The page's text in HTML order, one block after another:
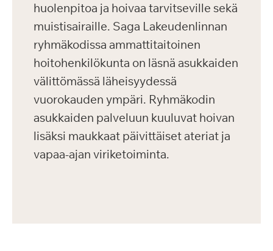
huolenpitoa ja hoivaa tarvitseville sekä
muistisairaille. Saga Lakeudenlinnan
ryhmäkodissa ammattitaitoinen
hoitohenkilökunta on läsnä asukkaiden
välittömässä läheisyydessä
vuorokauden ympäri. Ryhmäkodin
asukkaiden palveluun kuuluvat hoivan
lisäksi maukkaat päivittäiset ateriat ja
vapaa-ajan viriketoiminta.